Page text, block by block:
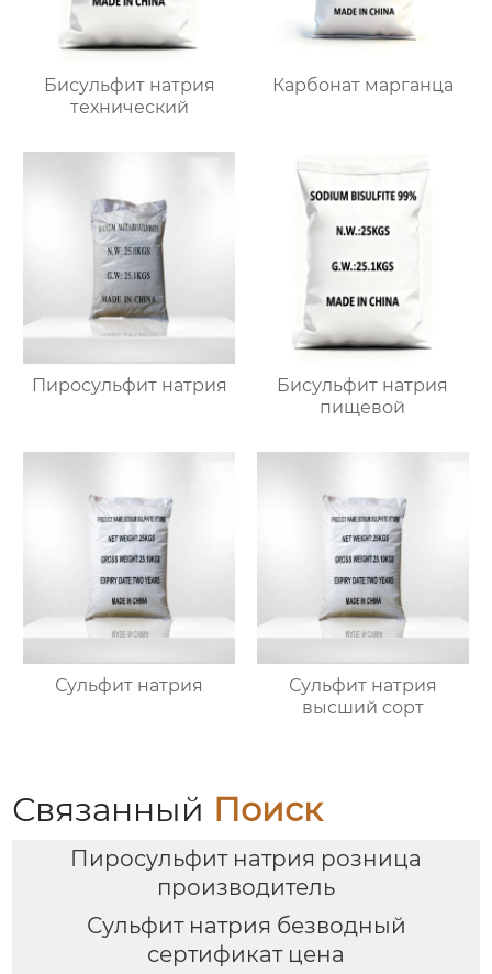
Бисульфит натрия
технический
Карбонат марганца
Пиросульфит натрия
Бисульфит натрия
пищевой
Сульфит натрия
Сульфит натрия
высший сорт
Связанный Поиск
Пиросульфит натрия розница
производитель
Сульфит натрия безводный
сертификат цена